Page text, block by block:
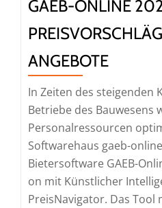
GAEB-ONLINE
ANGEBOTE
In Zeiten des steigenden
Betriebe des Bauwesens
Personalressourcen
Softwarehaus gaeb-
Bietersoftware GAEB-
on mit Künstlicher
PreisNavigator. Das Tool